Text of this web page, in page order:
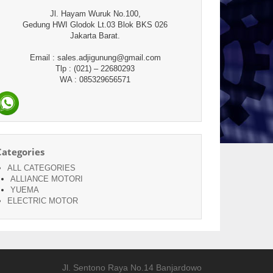
Jl. Hayam Wuruk No.100,
Gedung HWI Glodok Lt.03 Blok BKS 026
Jakarta Barat.
Email : sales.adjigunung@gmail.com
Tlp : (021) – 22680293
WA : 085329656571
ALL CATEGORIES
ALLIANCE MOTORI
YUEMA
ELECTRIC MOTOR
Jl. Sentono Raya No.14 Banjardowo